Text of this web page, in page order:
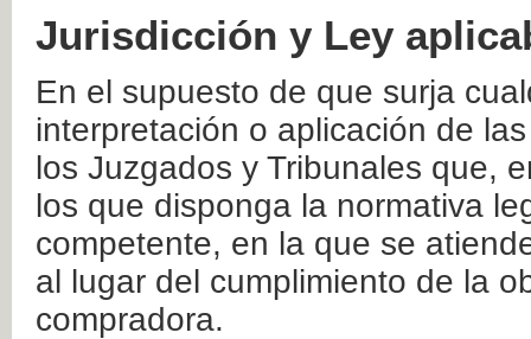
Jurisdicción y Ley
En el supuesto de que surja
interpretación o aplicación de
los Juzgados y Tribunales que,
los que disponga la normativa
competente, en la que se
al lugar del cumplimiento de la
compradora.